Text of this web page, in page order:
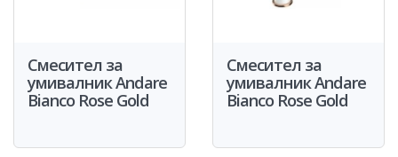
Смесител за
умивалник Andare
Bianco Rose Gold
Смесител за
умивалник Andare
Bianco Rose Gold